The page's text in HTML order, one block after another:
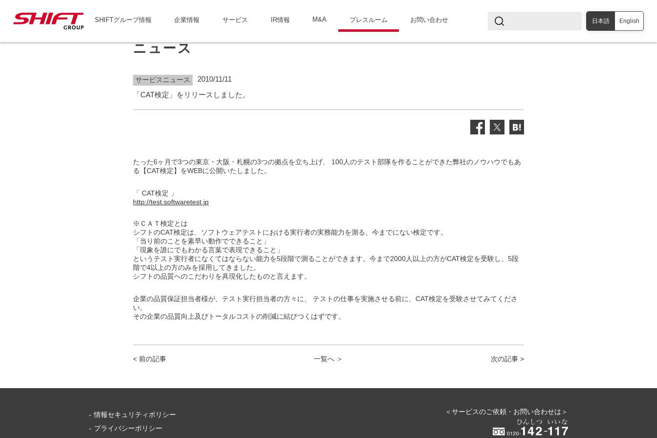
日本語 English
SHIFTグループ情報 企業情報 サービス IR情報 M&A プレスルーム お問い合わせ
ニュース
サービスニュース
2010/11/11
「CAT検定」をリリースしました。
たった6ヶ月で3つの東京・大阪・札幌の3つの拠点を立ち上げ、 100人のテスト部隊を作ることができた弊社のノウハウでもあ
る【CAT検定】をWEBに公開いたしました。
「 CAT検定 」
http://test.softwaretest.jp
※ＣＡＴ検定とは
シフトのCAT検定は、ソフトウェアテストにおける実行者の実務能力を測る、今までにない検定です。
「当り前のことを素早い動作でできること」
「現象を誰にでもわかる言葉で表現できること」
というテスト実行者になくてはならない能力を5段階で測ることができます。今まで2000人以上の方がCAT検定を受験し、5段
階で4以上の方のみを採用してきました。
シフトの品質へのこだわりを具現化したものと言えます。
企業の品質保証担当者様が、テスト実行担当者の方々に、 テストの仕事を実施させる前に、CAT検定を受験させてみてくださ
い。
その企業の品質向上及びトータルコストの削減に結びつくはずです。
< 前の記事 一覧へ ＞ 次の記事 >
情報セキュリティポリシー
プライバシーポリシー
＜サービスのご依頼・お問い合わせは＞